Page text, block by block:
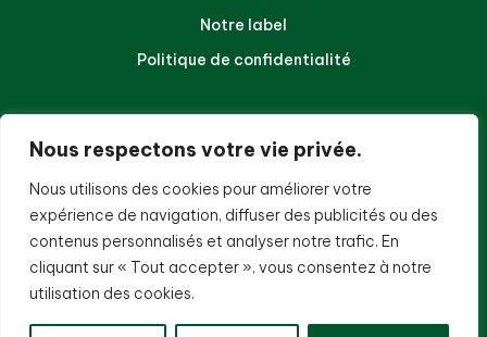
Nous respectons votre vie privée.
Nous utilisons des cookies pour améliorer votre
expérience de navigation, diffuser des publicités ou des
contenus personnalisés et analyser notre trafic. En
cliquant sur « Tout accepter », vous consentez à notre
utilisation des cookies.
Notre label
Politique de confidentialité
NOUS CONTACTER
140 chemin de la balance
97410, Saint-Pierre
Téléphone :02 62 96 40 32
Email :contact@sicatr.com